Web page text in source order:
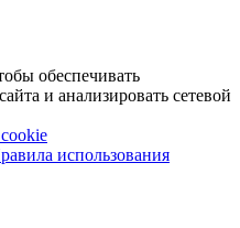
обеспечивать
и анализировать сетевой
использования